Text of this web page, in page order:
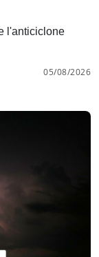
l'anticiclone
05/08/2026